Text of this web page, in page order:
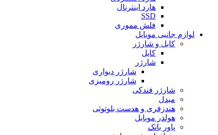
هارد اینترنال
SSD
فلش مموری
لوازم جانبی موبایل
کابل و شارژر
کابل
شارژر
شارژر دیواری
شارژر رومیزی
شارژر فندکی
مبدل
هندزفری و هدست بلوتوثی
هولدر موبایل
پاور بانک